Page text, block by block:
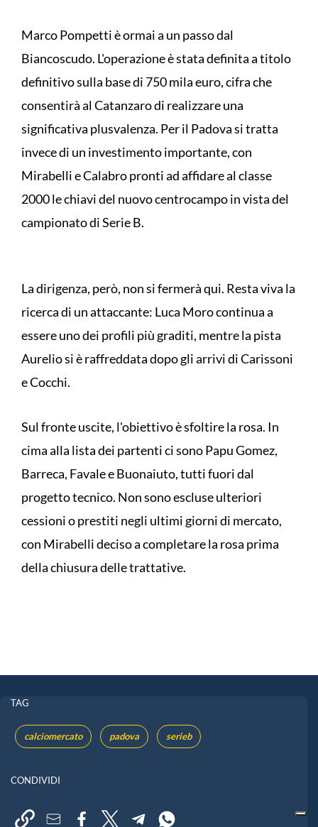
Marco Pompetti è ormai a un passo dal
Biancoscudo. L'operazione è stata definita a titolo
definitivo sulla base di 750 mila euro, cifra che
consentirà al Catanzaro di realizzare una
significativa plusvalenza. Per il Padova si tratta
invece di un investimento importante, con
Mirabelli e Calabro pronti ad affidare al classe
2000 le chiavi del nuovo centrocampo in vista del
campionato di Serie B.
La dirigenza, però, non si fermerà qui. Resta viva la
ricerca di un attaccante: Luca Moro continua a
essere uno dei profili più graditi, mentre la pista
Aurelio si è raffreddata dopo gli arrivi di Carissoni
e Cocchi.
Sul fronte uscite, l'obiettivo è sfoltire la rosa. In
cima alla lista dei partenti ci sono Papu Gomez,
Barreca, Favale e Buonaiuto, tutti fuori dal
progetto tecnico. Non sono escluse ulteriori
cessioni o prestiti negli ultimi giorni di mercato,
con Mirabelli deciso a completare la rosa prima
della chiusura delle trattative.
TAG
calciomercato padova serieb
CONDIVIDI